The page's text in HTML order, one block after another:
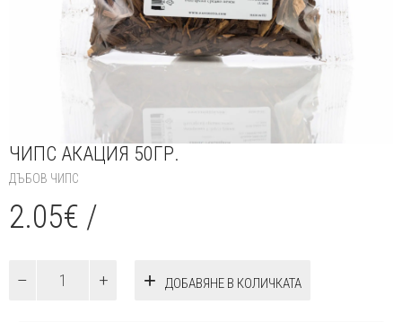
ЧИПС АКАЦИЯ 50ГР.
ДЪБОВ ЧИПС
2.05€ /
ДОБАВЯНЕ В КОЛИЧКАТА